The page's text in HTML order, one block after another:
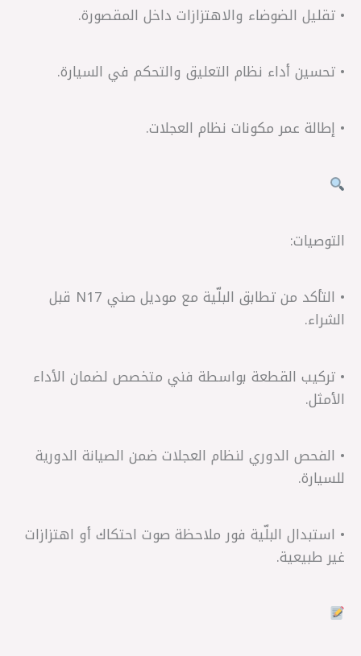
• تقليل الضوضاء والاهتزازات داخل المقصورة.
• تحسين أداء نظام التعليق والتحكم في السيارة.
• إطالة عمر مكونات نظام العجلات.
التوصيات:
• التأكد من تطابق البلّية مع موديل صني N17 قبل
الشراء.
• تركيب القطعة بواسطة فني متخصص لضمان الأداء
الأمثل.
• الفحص الدوري لنظام العجلات ضمن الصيانة الدورية
للسيارة.
• استبدال البلّية فور ملاحظة صوت احتكاك أو اهتزازات
غير طبيعية.